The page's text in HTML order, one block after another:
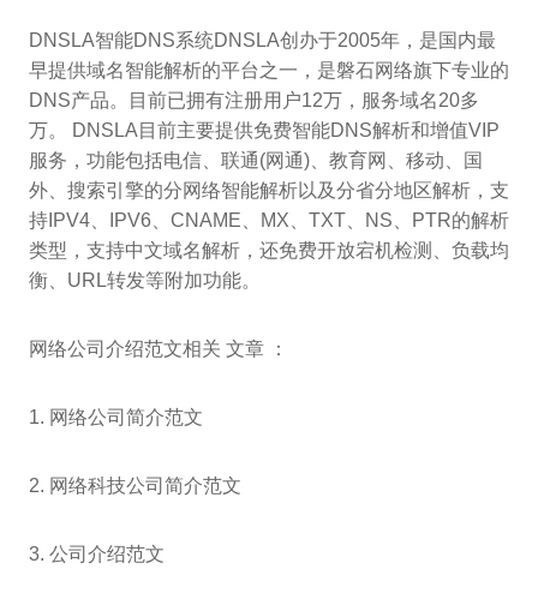
DNSLA智能DNS系统DNSLA创办于2005年，是国内最
早提供域名智能解析的平台之一，是磐石网络旗下专业的
DNS产品。目前已拥有注册用户12万，服务域名20多
万。 DNSLA目前主要提供免费智能DNS解析和增值VIP
服务，功能包括电信、联通(网通)、教育网、移动、国
外、搜索引擎的分网络智能解析以及分省分地区解析，支
持IPV4、IPV6、CNAME、MX、TXT、NS、PTR的解析
类型，支持中文域名解析，还免费开放宕机检测、负载均
衡、URL转发等附加功能。
网络公司介绍范文相关 文章 ：
1. 网络公司简介范文
2. 网络科技公司简介范文
3. 公司介绍范文